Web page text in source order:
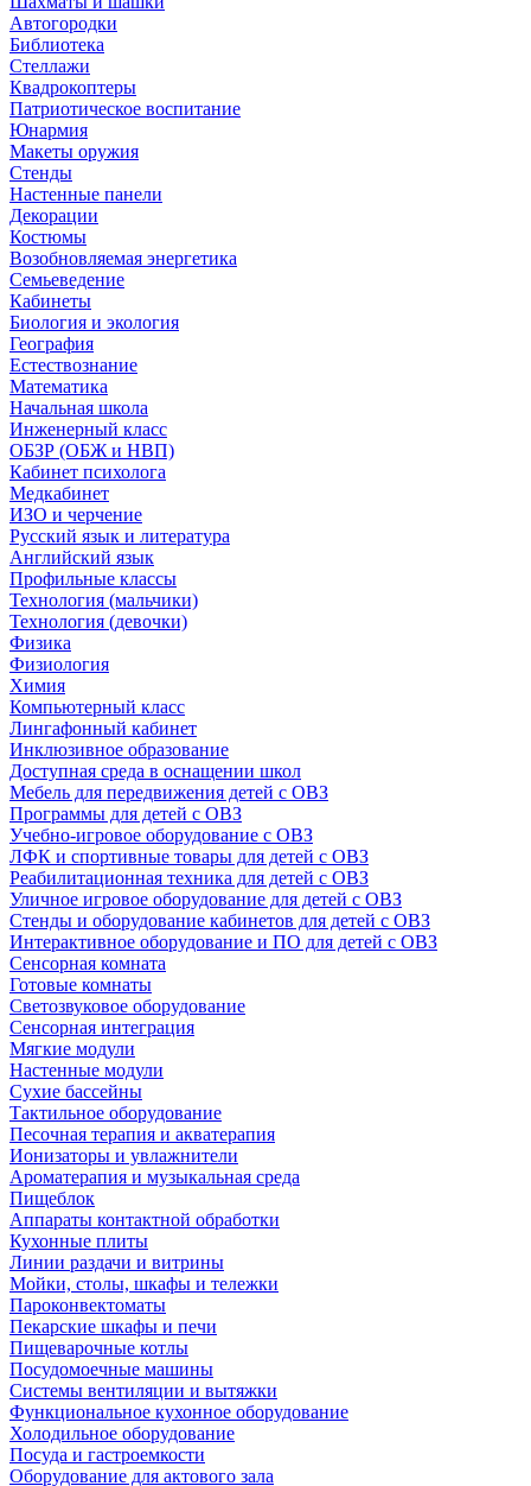
Автогородки
Библиотека
Стеллажи
Квадрокоптеры
Патриотическое воспитание
Юнармия
Макеты оружия
Стенды
Настенные панели
Декорации
Костюмы
Возобновляемая энергетика
Семьеведение
Кабинеты
Биология и экология
География
Естествознание
Математика
Начальная школа
Инженерный класс
ОБЗР (ОБЖ и НВП)
Кабинет психолога
Медкабинет
ИЗО и черчение
Русский язык и литература
Английский язык
Профильные классы
Технология (мальчики)
Технология (девочки)
Физика
Физиология
Химия
Компьютерный класс
Лингафонный кабинет
Инклюзивное образование
Доступная среда в оснащении школ
Мебель для передвижения детей с ОВЗ
Программы для детей с ОВЗ
Учебно-игровое оборудование с ОВЗ
ЛФК и спортивные товары для детей с ОВЗ
Реабилитационная техника для детей с ОВЗ
Уличное игровое оборудование для детей с ОВЗ
Стенды и оборудование кабинетов для детей с ОВЗ
Интерактивное оборудование и ПО для детей с ОВЗ
Сенсорная комната
Готовые комнаты
Светозвуковое оборудование
Сенсорная интеграция
Мягкие модули
Настенные модули
Сухие бассейны
Тактильное оборудование
Песочная терапия и акватерапия
Ионизаторы и увлажнители
Ароматерапия и музыкальная среда
Пищеблок
Аппараты контактной обработки
Кухонные плиты
Линии раздачи и витрины
Мойки, столы, шкафы и тележки
Пароконвектоматы
Пекарские шкафы и печи
Пищеварочные котлы
Посудомоечные машины
Системы вентиляции и вытяжки
Функциональное кухонное оборудование
Холодильное оборудование
Посуда и гастроемкости
Оборудование для актового зала